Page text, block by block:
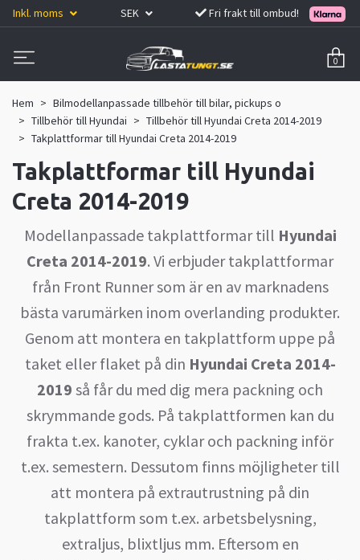
Inkl. moms SEK Fri frakt till ombud!
0
Hem
Bilmodellanpassade tillbehör till bilar, pickups o
Tillbehör till Hyundai
Tillbehör till Hyundai Creta 2014-2019
Takplattformar till Hyundai Creta 2014-2019
Takplattformar till Hyundai
Creta 2014-2019
Modellanpassade takplattformar till Hyundai
Creta 2014-2019. Vi erbjuder takplattformar
från Front Runner som är en av marknadens
bästa varumärken inom overlanding produkter.
Genom att montera en takplattform uppe på
taket eller flaket på din Hyundai Creta 2014-
2019 så får du med dig mera packning och
skrymmande gods. På takplattformen kan du
frakta t.ex. kanoter, cyklar och packning inför
t.ex. semestern. Dessutom finns möjligheter till
att montera på extrautrustning på din
takplattform som t.ex. arbetsbelysning,
extraljus, blixtljus mm. Eftersom en